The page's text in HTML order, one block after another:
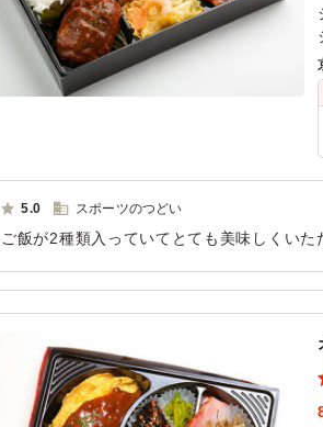
5.0 スポーツのつどい
ご飯が2種類入っていてとても美味しくい